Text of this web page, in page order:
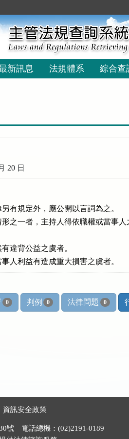
新訊息 法規體系 綜合查
20 日
有規定外，應公開以言詞為之。
之一者，主持人得依職權或當事
違背公益之虞者。
人利益有造成重大損害之虞者。
0 判例 0 法律問題 0
資訊安全政策
號 電話總機：(02)2191-0189